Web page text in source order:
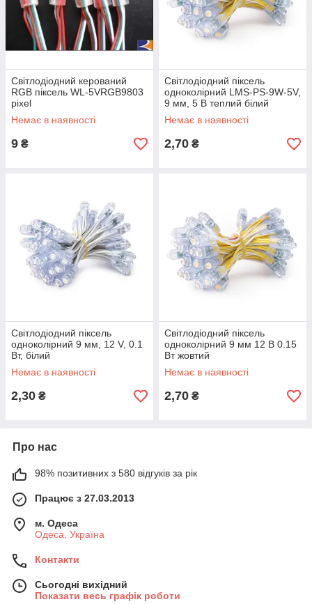
Світлодіодний керований
RGB піксель WL-5VRGB9803
pixel
Немає в наявності
9 ₴
Світлодіодний піксель
одноколірний LMS-PS-9W-5V,
9 мм, 5 В теплий білий
Немає в наявності
2,70 ₴
Світлодіодний піксель
одноколірний 9 мм, 12 V, 0.1
Вт, білий
Немає в наявності
2,30 ₴
Світлодіодний піксель
одноколірний 9 мм 12 В 0.15
Вт жовтий
Немає в наявності
2,70 ₴
Про нас
98% позитивних з 580 відгуків за рік
Працює з 27.03.2013
м. Одеса
Одеса, Україна
Контакти
Сьогодні вихідний
Показати весь графік роботи